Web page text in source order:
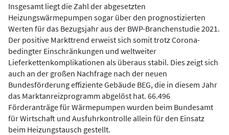
Insgesamt liegt die Zahl der abgesetzten
Heizungswärmepumpen sogar über den prognostizierten
Werten für das Bezugsjahr aus der BWP-Branchenstudie 2021.
Der positive Markttrend erweist sich somit trotz Corona-
bedingter Einschränkungen und weltweiter
Lieferkettenkomplikationen als überaus stabil. Dies zeigt sich
auch an der großen Nachfrage nach der neuen
Bundesförderung effiziente Gebäude BEG, die in diesem Jahr
das Marktanreizprogramm abgelöst hat. 66.496
Förderanträge für Wärmepumpen wurden beim Bundesamt
für Wirtschaft und Ausfuhrkontrolle allein für den Einsatz
beim Heizungstausch gestellt.